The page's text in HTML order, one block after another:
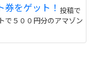
をゲット！ 投稿で
で５００円分のアマゾン